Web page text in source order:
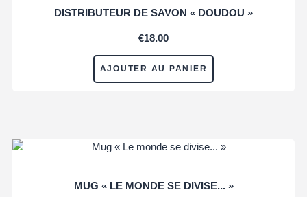
DISTRIBUTEUR DE SAVON « DOUDOU »
€18.00
AJOUTER AU PANIER
MUG « LE MONDE SE DIVISE... »